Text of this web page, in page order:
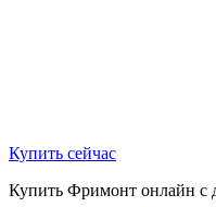
Купить сейчас
Купить Фримонт онлайн с